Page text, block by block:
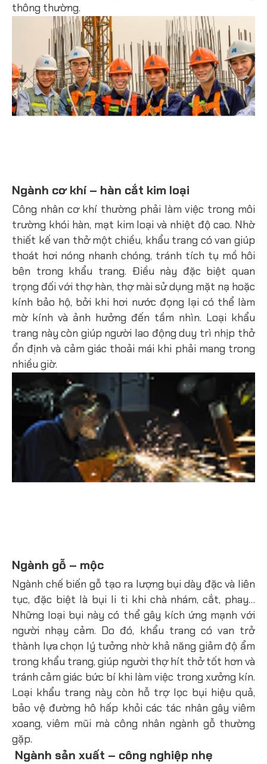
thông thường.
Ngành cơ khí – hàn cắt kim loại
Công nhân cơ khí thường phải làm việc trong môi
trường khói hàn, mạt kim loại và nhiệt độ cao. Nhờ
thiết kế van thở một chiều, khẩu trang có van giúp
thoát hơi nóng nhanh chóng, tránh tích tụ mồ hôi
bên trong khẩu trang. Điều này đặc biệt quan
trọng đối với thợ hàn, thợ mài sử dụng mặt nạ hoặc
kính bảo hộ, bởi khi hơi nước đọng lại có thể làm
mờ kính và ảnh hưởng đến tầm nhìn. Loại khẩu
trang này còn giúp người lao động duy trì nhịp thở
ổn định và cảm giác thoải mái khi phải mang trong
nhiều giờ.
Ngành gỗ – mộc
Ngành chế biến gỗ tạo ra lượng bụi dày đặc và liên
tục, đặc biệt là bụi li ti khi chà nhám, cắt, phay…
Những loại bụi này có thể gây kích ứng mạnh với
người nhạy cảm. Do đó, khẩu trang có van trở
thành lựa chọn lý tưởng nhờ khả năng giảm độ ẩm
trong khẩu trang, giúp người thợ hít thở tốt hơn và
tránh cảm giác bức bí khi làm việc trong xưởng kín.
Loại khẩu trang này còn hỗ trợ lọc bụi hiệu quả,
bảo vệ đường hô hấp khỏi các tác nhân gây viêm
xoang, viêm mũi mà công nhân ngành gỗ thường
gặp.
Ngành sản xuất – công nghiệp nhẹ